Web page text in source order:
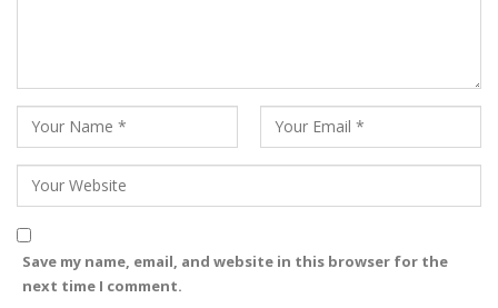
Save my name, email, and website in this browser for the
next time I comment.